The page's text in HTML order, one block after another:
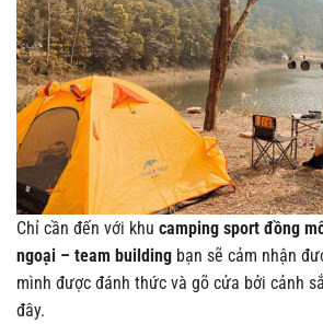
Chỉ cần đến với khu camping sport đồng
ngoại – team building bạn sẽ cảm nhận
mình được đánh thức và gõ cửa bởi cảnh
đây.